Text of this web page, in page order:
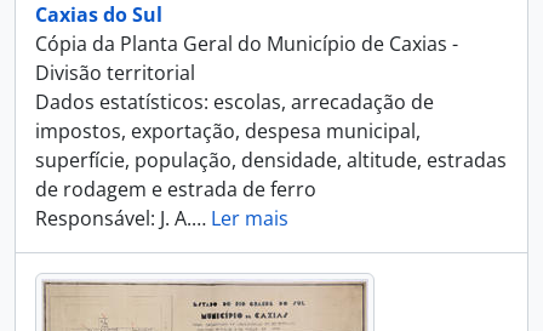
Caxias do Sul
Cópia da Planta Geral do Município de Caxias -
Divisão territorial
Dados estatísticos: escolas, arrecadação de
impostos, exportação, despesa municipal,
superfície, população, densidade, altitude, estradas
de rodagem e estrada de ferro
Responsável: J. A.… Ler mais